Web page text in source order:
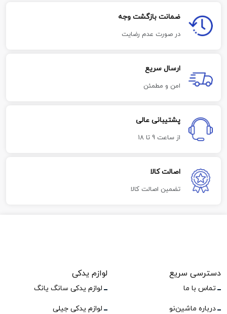
ضمانت بازگشت وجه
در صورت عدم رضایت
ارسال سریع
امن و مطمئن
پشتیبانی عالی
از ساعت 9 تا 18
اصالت کالا
تضمین اصالت کالا
دسترسی سریع
تماس با ما
درباره ماشین‌نو
لوازم یدکی
لوازم یدکی سانگ یانگ
لوازم یدکی جیلی